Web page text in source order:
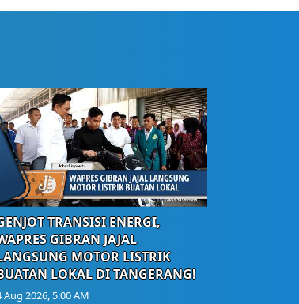
TRANSISI ENERGI,
GIBRAN JAJAL
MOTOR LISTRIK
LOKAL DI TANGERANG!
Aug 2026, 5:00 AM